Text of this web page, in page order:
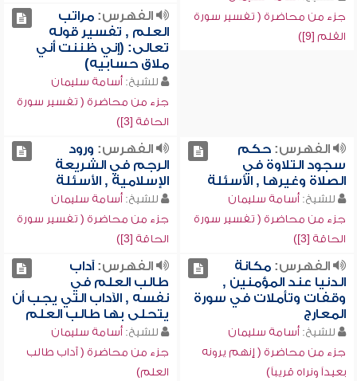
جزء من محاضرة ( تفسير سورة
القلم [9])
الفهرس:مراتب
العلم , تفسير قوله
تعالى: (إني ظننت أني
ملاق حسابيه)
للشيخ: أسامة سليمان
جزء من محاضرة ( تفسير سورة
الحاقة [3])
الفهرس:حكم
سجود التلاوة في
الصلاة وغيرها , الأسئلة
للشيخ: أسامة سليمان
جزء من محاضرة ( تفسير سورة
الحاقة [3])
الفهرس: ورود
الرجم في الشريعة
الإسلامية , الأسئلة
للشيخ: أسامة سليمان
جزء من محاضرة ( تفسير سورة
الحاقة [3])
الفهرس:مكانة
الدنيا عند المؤمنين ,
وقفات وتأملات في سورة
المعارج
للشيخ: أسامة سليمان
جزء من محاضرة ( إنهم يرونه
بعيداً ونراه قريباً)
الفهرس:آداب
طالب العلم في
نفسه , الآداب التي يجب أن
يتحلى بها طالب العلم
للشيخ: أسامة سليمان
جزء من محاضرة ( آداب طالب
العلم)